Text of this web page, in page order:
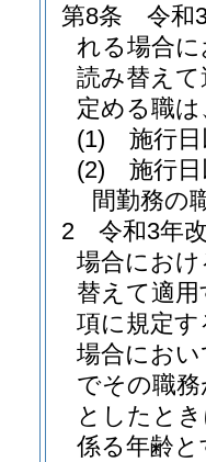
第8条
令和
れる場合
読み替え
定める職
(1)
施行
(2)
施行
間勤務の
2
令和3年
場合にお
替えて適
項に規定
場合にお
でその職
としたと
係る年齢